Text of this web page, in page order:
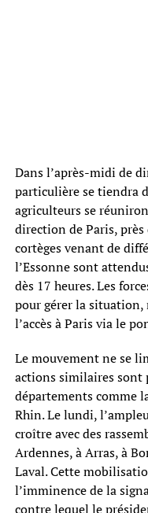
Dans l’après-midi de
particulière se tiendra
agriculteurs se
direction de Paris,
cortèges venant de
l’Essonne sont
dès 17 heures. Les
pour gérer la
l’accès à Paris via le
Le mouvement ne se
actions similaires sont
départements comme
Rhin. Le lundi,
croître avec des
Ardennes, à Arras, à
Laval. Cette
l’imminence de la
contre lequel le